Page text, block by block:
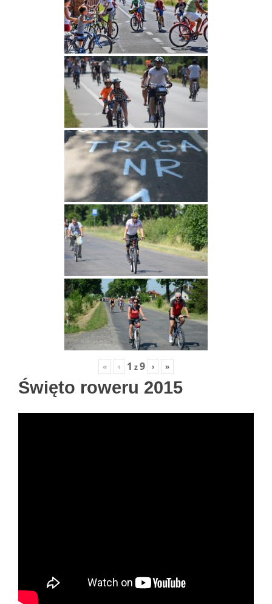
« ‹ 1 z9 › »
Święto roweru 2015